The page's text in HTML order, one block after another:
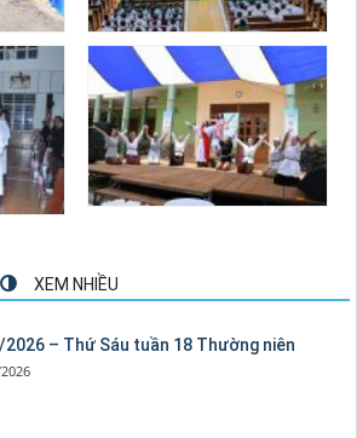
XEM NHIỀU
– Thứ Sáu tuần 18 Thường niên